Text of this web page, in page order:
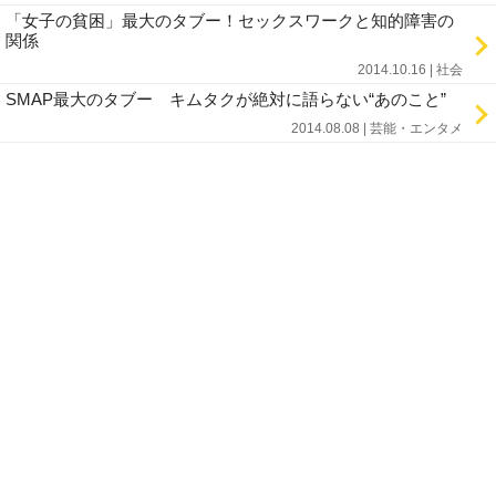
「女子の貧困」最大のタブー！セックスワークと知的障害の
関係
2014.10.16 | 社会
SMAP最大のタブー キムタクが絶対に語らない“あのこと”
2014.08.08 | 芸能・エンタメ